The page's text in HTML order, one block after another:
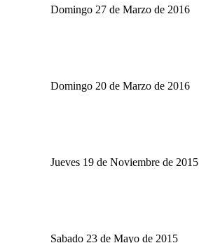
Domingo 27 de Marzo de 2016
Domingo 20 de Marzo de 2016
Jueves 19 de Noviembre de 2015
Sabado 23 de Mayo de 2015